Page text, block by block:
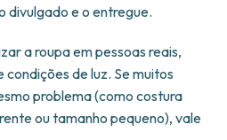
divulgado e o entregue.
a roupa em pessoas reais,
de luz. Se muitos
problema (como costura
ou tamanho pequeno), vale